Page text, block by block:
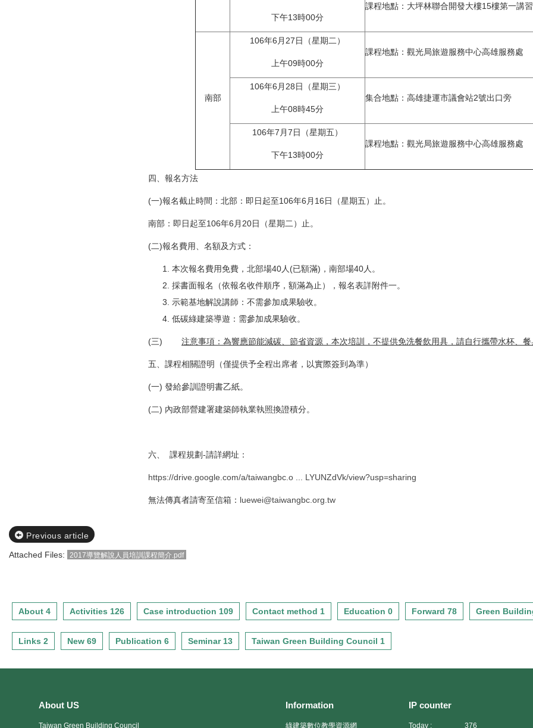
下午13時00分
課程地點：大坪林聯合開發大樓15樓第一講
南部
106年6月27日（星期二）
上午09時00分
課程地點：觀光局旅遊服務中心高雄服務處
106年6月28日（星期三）
上午08時45分
集合地點：高雄捷運市議會站2號出口旁
106年7月7日（星期五）
下午13時00分
課程地點：觀光局旅遊服務中心高雄服務處
四、報名方法
(一)報名截止時間：北部：即日起至106年6月16日（星期五）止。
南部：即日起至106年6月20日（星期二）止。
(二)報名費用、名額及方式：
本次報名費用免費，北部場40人(已額滿)，南部場40人。
採書面報名（依報名收件順序，額滿為止），報名表詳附件一。
示範基地解說講師：不需參加成果驗收。
低碳綠建築導遊：需參加成果驗收。
(三) 注意事項：為響應節能減碳、節省資源，本次培訓，不提供免洗餐飲用具，請自行攜帶水杯、餐
五、課程相關證明（僅提供予全程出席者，以實際簽到為準）
(一) 發給參訓證明書乙紙。
(二) 內政部營建署建築師執業執照換證積分。
六、 課程規劃-請詳網址：
https://drive.google.com/a/taiwangbc.o ... LYUNZdVk/view?usp=sharing
無法傳真者請寄至信箱： luewei@taiwangbc.org.tw
Previous article
Attached Files:
2017導覽解說人員培訓課程簡介.pdf
About 4 Activities 126 Case introduction 109 Contact method 1 Education 0 Forward 78 Green
Links 2 New 69 Publication 6 Seminar 13 Taiwan Green Building Council 1
About US
Taiwan Green Building Council
Information
綠建築數位教學資源網
IP counter
Today : 376